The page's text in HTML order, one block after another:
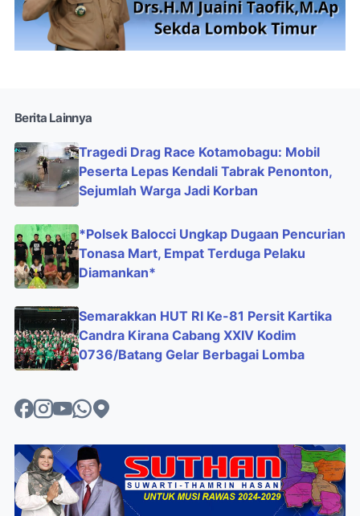
Berita Lainnya
Tragedi Drag Race Kotamobagu: Mobil
Peserta Lepas Kendali Tabrak Penonton,
Sejumlah Warga Jadi Korban
*Polsek Balocci Ungkap Dugaan Pencurian
Tonasa Mart, Empat Terduga Pelaku
Diamankan*
Semarakkan HUT RI Ke-81 Persit Kartika
Candra Kirana Cabang XXIV Kodim
0736/Batang Gelar Berbagai Lomba